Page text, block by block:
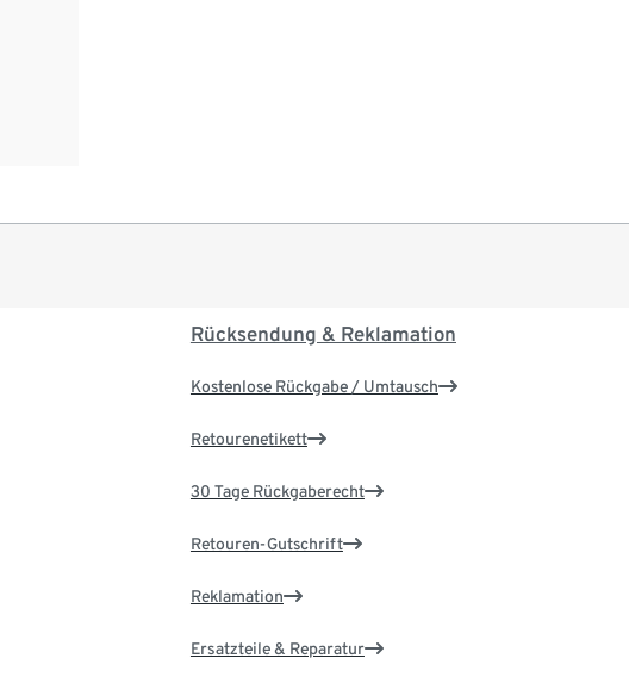
Rücksendung & Reklamation
Kostenlose Rückgabe / Umtausch
Retourenetikett
30 Tage Rückgaberecht
Retouren-Gutschrift
Reklamation
Ersatzteile & Reparatur